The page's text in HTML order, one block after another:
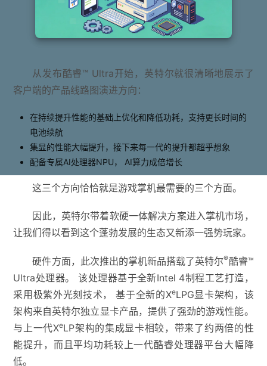
从发布酷睿™ Ultra开始，英特尔就很清晰地展示了
客户端的产品线路图演进方向：
在持续提升性能的基础上优化和降低功耗，支持更长时间的
电池续航
集显的性能大幅提升，接下来每一代的提升都超乎想象
配备专属AI处理器NPU， AI算力成倍增长
这三个方向恰恰就是游戏掌机最需要的三个方面。
因此，英特尔带着软硬一体解决方案进入掌机市场，
让我们得以看到这个蓬勃发展的生态又新添一强势玩家。
硬件方面，此次推出的掌机新品搭载了英特尔®酷睿™
Ultra处理器。 该处理器基于全新Intel 4制程工艺打造，
采用极紫外光刻技术， 基于全新的XeLPG显卡架构，该
架构来自英特尔独立显卡产品，提供了强劲的游戏性能。
与上一代XeLP架构的集成显卡相较，带来了约两倍的性
能提升，而且平均功耗较上一代酷睿处理器平台大幅降
低。